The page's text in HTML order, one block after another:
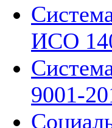
ИСО
9001-